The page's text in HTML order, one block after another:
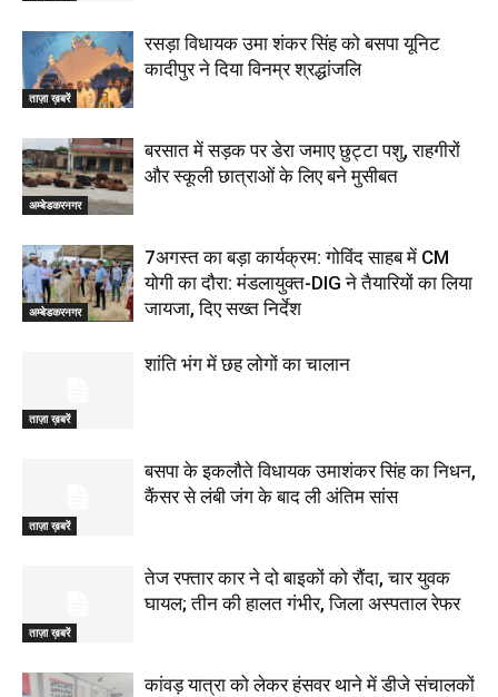
ताज़ा ख़बरें
रसड़ा विधायक उमा शंकर सिंह को बसपा यूनिट
कादीपुर ने दिया विनम्र श्रद्धांजलि
अम्बेडकरनगर
बरसात में सड़क पर डेरा जमाए छुट्टा पशु, राहगीरों
और स्कूली छात्राओं के लिए बने मुसीबत
अम्बेडकरनगर
7अगस्त का बड़ा कार्यक्रम: गोविंद साहब में CM
योगी का दौरा: मंडलायुक्त-DIG ने तैयारियों का लिया
जायजा, दिए सख्त निर्देश
ताज़ा ख़बरें
शांति भंग में छह लोगों का चालान
ताज़ा ख़बरें
बसपा के इकलौते विधायक उमाशंकर सिंह का निधन,
कैंसर से लंबी जंग के बाद ली अंतिम सांस
ताज़ा ख़बरें
तेज रफ्तार कार ने दो बाइकों को रौंदा, चार युवक
घायल; तीन की हालत गंभीर, जिला अस्पताल रेफर
कांवड़ यात्रा को लेकर हंसवर थाने में डीजे संचालकों